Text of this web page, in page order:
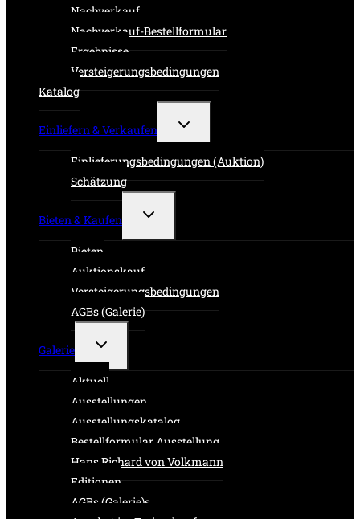
Nachverkauf
Nachverkauf-Bestellformular
Ergebnisse
Versteigerungsbedingungen
Katalog
Einliefern & Verkaufen
Untermenü
Einlieferungsbedingungen (Auktion)
Schätzung
Bieten & Kaufen
Untermenü
Bieten
Auktionskauf
Versteigerungsbedingungen
AGBs (Galerie)
Galerie
Untermenü
Aktuell
Ausstellungen
Ausstellungskatalog
Bestellformular Ausstellung
Hans Richard von Volkmann
Editionen
AGBs (Galerie)s